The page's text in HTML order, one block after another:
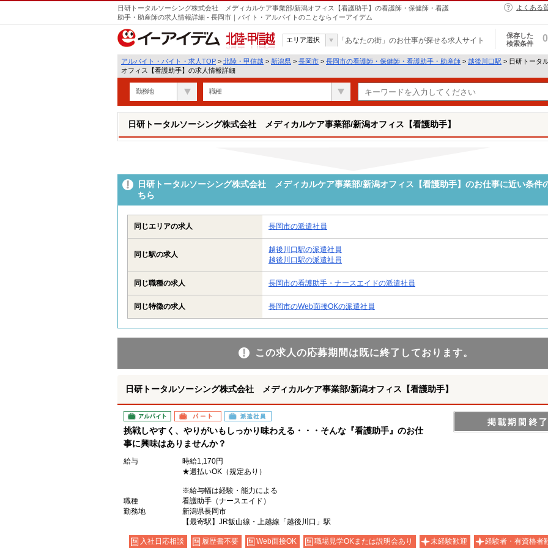
日研トータルソーシング株式会社 メディカルケア事業部/新潟オフィス【看護助手】の看護師・保健師・看護
助手・助産師の求人情報詳細 - 長岡市｜バイト・アルバイトのことならイーアイデム
よくある
北陸・甲信越
エリア選択 「あなたの街」のお仕事が探せる求人サイト
保存した
検索条件
0
アルバイト・バイト・求人TOP > 北陸・甲信越 > 新潟県 > 長岡市 > 長岡市の看護師・保健師・看護助手・助産師 > 越後川口駅 > 日研トータ
オフィス【看護助手】の求人情報詳細
勤務地 職種
日研トータルソーシング株式会社 メディカルケア事業部/新潟オフィス【看護助手】
日研トータルソーシング株式会社 メディカルケア事業部/新潟オフィス【看護助手】のお仕事に近い条件
ちら
同じエリアの求人 長岡市の派遣社員
同じ駅の求人
越後川口駅の派遣社員
越後川口駅の派遣社員
同じ職種の求人 長岡市の看護助手・ナースエイドの派遣社員
同じ特徴の求人 長岡市のWeb面接OKの派遣社員
この求人の応募期間は既に終了しております。
日研トータルソーシング株式会社 メディカルケア事業部/新潟オフィス【看護助手】
アルバイト パート 派遣社員
挑戦しやすく、やりがいもしっかり味わえる・・・そんな『看護助手』のお仕
事に興味はありませんか？
給与
時給1,170円
★週払いOK（規定あり）
※給与幅は経験・能力による
職種
看護助手（ナースエイド）
勤務地
新潟県長岡市
【最寄駅】JR飯山線・上越線「越後川口」駅
入社日応相談 履歴書不要 Web面接OK 職場見学OKまたは説明会あり 未経験歓迎 経験者・有資格者